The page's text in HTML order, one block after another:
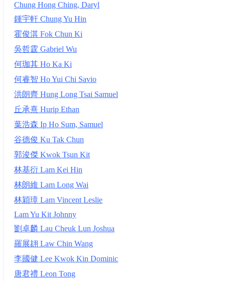
Chung Hong Ching, Daryl
鍾宇軒 Chung Yu Hin
霍俊淇 Fok Chun Ki
吳哲霆 Gabriel Wu
何珈其 Ho Ka Ki
何睿智 Ho Yui Chi Savio
洪朗齊 Hung Long Tsai Samuel
丘承熹 Hurip Ethan
葉浩森 Ip Ho Sum, Samuel
谷德俊 Ku Tak Chun
郭浚傑 Kwok Tsun Kit
林基衍 Lam Kei Hin
林朗維 Lam Long Wai
林穎璋 Lam Vincent Leslie
Lam Yu Kit Johnny
劉卓麟 Lau Cheuk Lun Joshua
羅展翃 Law Chin Wang
李國健 Lee Kwok Kin Dominic
唐君禮 Leon Tong